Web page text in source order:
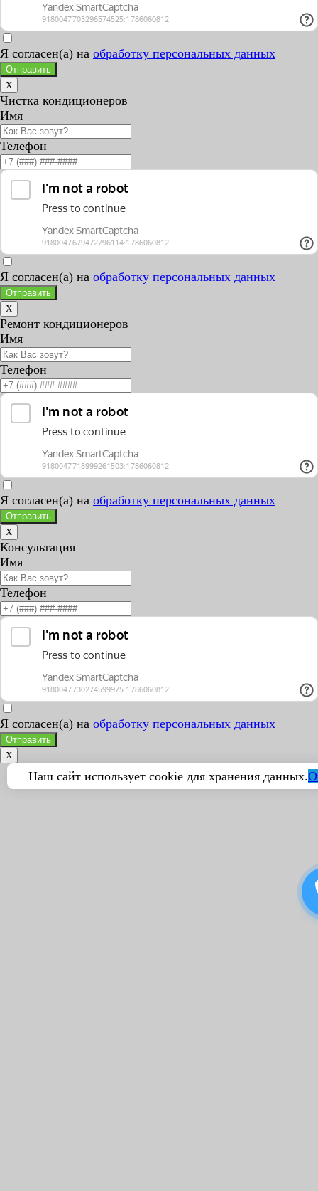
Я согласен(а) на обработку персональных данных
Отправить
X
Чистка кондиционеров
Имя
Телефон
Я согласен(а) на обработку персональных данных
Отправить
X
Ремонт кондиционеров
Имя
Телефон
Я согласен(а) на обработку персональных данных
Отправить
X
Консультация
Имя
Телефон
Я согласен(а) на обработку персональных данных
Отправить
X
Наш сайт использует cookie для хранения данных.